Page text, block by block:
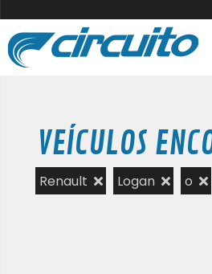
VEÍCULOS
Renault Logan o